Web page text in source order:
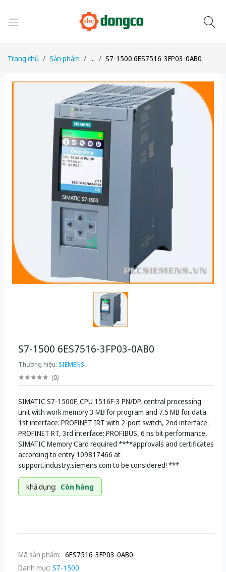
Trang chủ Sản phẩm ... S7-1500 6ES7516-3FP03-0AB0
S7-1500 6ES7516-3FP03-0AB0
Thương hiệu: SIEMENS
(0)
SIMATIC S7-1500F, CPU 1516F-3 PN/DP, central processing
unit with work memory 3 MB for program and 7.5 MB for data
1st interface: PROFINET IRT with 2-port switch, 2nd interface:
PROFINET RT, 3rd interface: PROFIBUS, 6 ns bit performance,
SIMATIC Memory Card required ****approvals and certificates
according to entry 109817466 at
support.industry.siemens.com to be considered! ***
khả dụng: Còn hàng
Mã sản phẩm: 6ES7516-3FP03-0AB0
Danh mục: S7-1500